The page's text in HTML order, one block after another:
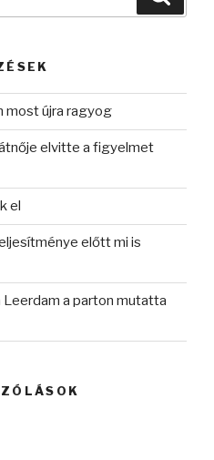
most újra ragyog
elvitte a figyelmet
el
előtt mi is
Leerdam a parton mutatta